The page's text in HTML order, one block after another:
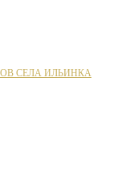
СЕЛА ИЛЬИНКА